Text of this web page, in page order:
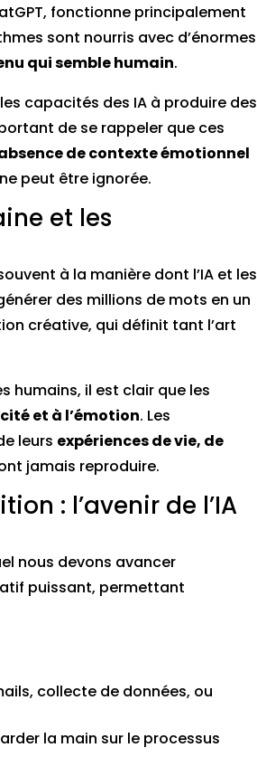
fonctionne principalement
sont nourris avec d’énormes
qui semble humain.
capacités des IA à produire des
de se rappeler que ces
de contexte émotionnel
peut être ignorée.
et les
à la manière dont l’IA et les
des millions de mots en un
créative, qui définit tant l’art
humains, il est clair que les
et à l’émotion. Les
leurs expériences de vie, de
jamais reproduire.
: l’avenir de l’IA
nous devons avancer
puissant, permettant
collecte de données, ou
la main sur le processus